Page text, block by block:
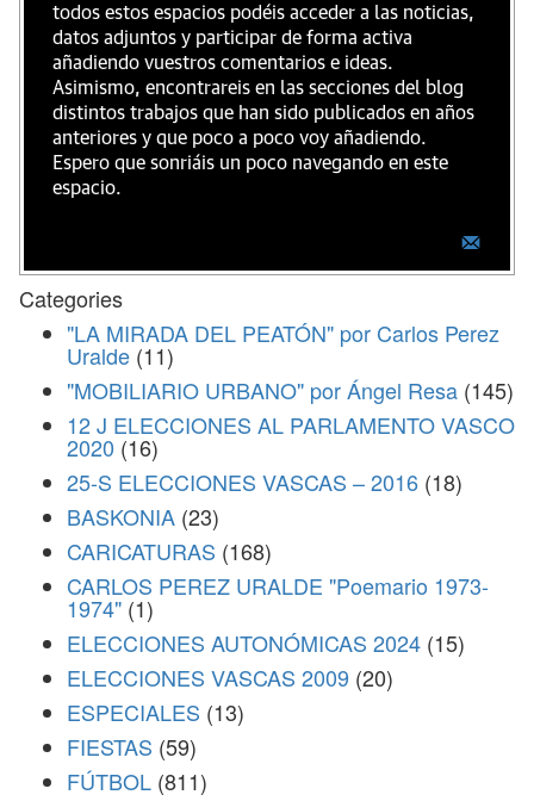
todos estos espacios podéis acceder a las noticias,
datos adjuntos y participar de forma activa
añadiendo vuestros comentarios e ideas.
Asimismo, encontrareis en las secciones del blog
distintos trabajos que han sido publicados en años
anteriores y que poco a poco voy añadiendo.
Espero que sonriáis un poco navegando en este
espacio.
Categories
"LA MIRADA DEL PEATÓN" por Carlos Perez
Uralde (11)
"MOBILIARIO URBANO" por Ángel Resa (145)
12 J ELECCIONES AL PARLAMENTO VASCO
2020 (16)
25-S ELECCIONES VASCAS – 2016 (18)
BASKONIA (23)
CARICATURAS (168)
CARLOS PEREZ URALDE "Poemario 1973-
1974" (1)
ELECCIONES AUTONÓMICAS 2024 (15)
ELECCIONES VASCAS 2009 (20)
ESPECIALES (13)
FIESTAS (59)
FÚTBOL (811)